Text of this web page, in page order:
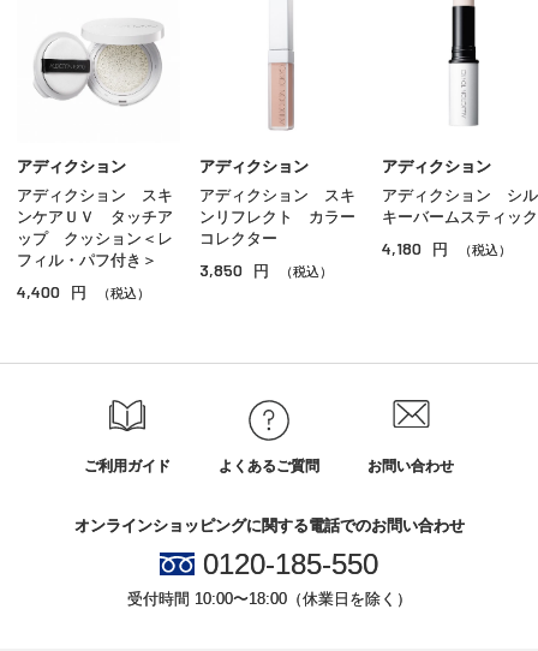
マスカラ
グロス
チーク
シェーディング・ハイライト
ネイル
アディクション
アディクション スキ
ンケアＵＶ タッチア
ップ クッション＜レ
フィル・パフ付き＞
4,400 円 （税込）
アディクション
アディクション スキ
ンリフレクト カラー
コレクター
3,850 円 （税込）
アディクション
アディクション シル
キーバームスティック
4,180 円 （税込）
ご利用ガイド よくあるご質問 お問い合わせ
オンラインショッピングに関する電話でのお問い合わせ
0120-185-550
受付時間 10:00〜18:00（休業日を除く）